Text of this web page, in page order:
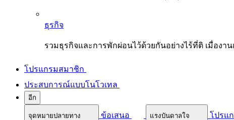
ธุรกิจ
รวมธุรกิจและการพักผ่อนไว้ด้วยกันอย่างไร้ที่ติ เมื่องา
โปรแกรมสมาชิก
ประสบการณ์แบบโนโวเทล
อีก
จุดหมายปลายทาง ข้อเสนอ แรงบันดาลใจ โปรแ